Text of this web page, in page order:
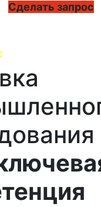
Сделать запрос